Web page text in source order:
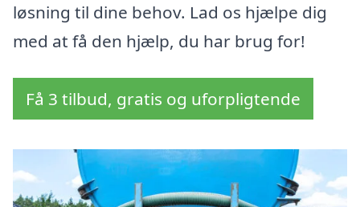
løsning til dine behov. Lad os hjælpe dig
med at få den hjælp, du har brug for!
Få 3 tilbud, gratis og uforpligtende